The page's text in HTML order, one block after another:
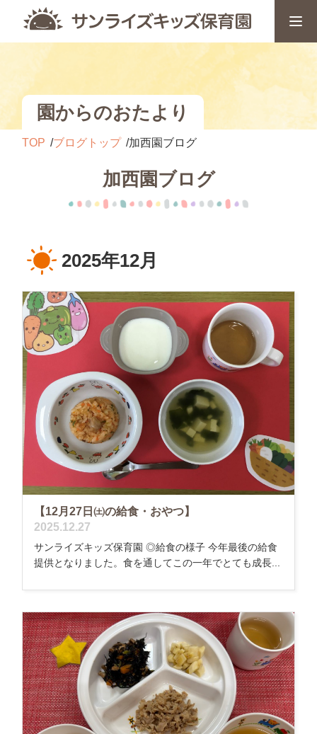
園からのおたより
TOP ブログトップ 加西園ブログ
加西園ブログ
2025年12月
【12月27日㈯の給食・おやつ】
2025.12.27
サンライズキッズ保育園 ◎給食の様子 今年最後の給食
提供となりました。食を通してこの一年でとても成長...